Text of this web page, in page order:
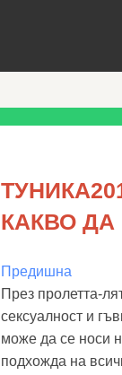
КАКВО
Предишна
През пролетта-
сексуалност и
може да се носи
подхожда на